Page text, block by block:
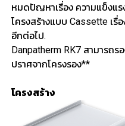
หมดปัญหาเรื่อง ความแข็งแร
โครงสร้างแบบ Cassette เรื่
อีกต่อไป.
Danpatherm RK7 สามารถ
ปราศจากโครงรอง**
โครงสร้าง